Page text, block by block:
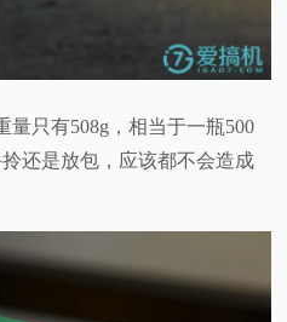
只有508g，相当于一瓶500
还是放包，应该都不会造成